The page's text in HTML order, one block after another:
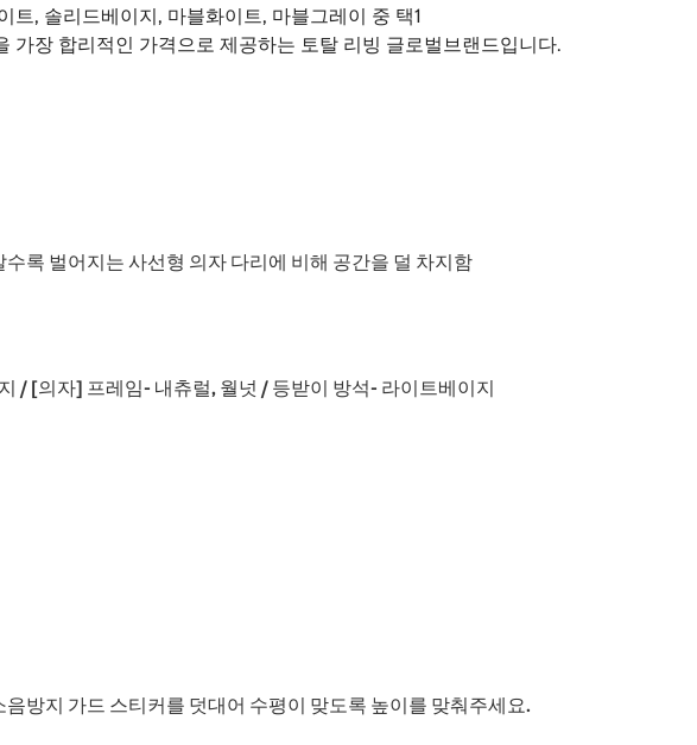
트, 솔리드베이지, 마블화이트, 마블그레이 중 택1
장 합리적인 가격으로 제공하는 토탈 리빙 글로벌브랜드입니다.
록 벌어지는 사선형 의자 다리에 비해 공간을 덜 차지함
/ [의자] 프레임- 내츄럴, 월넛 / 등받이 방석- 라이트베이지
방지 가드 스티커를 덧대어 수평이 맞도록 높이를 맞춰주세요.